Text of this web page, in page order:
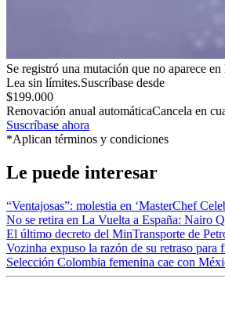
Se registró una mutación que no aparece
Lea sin límites.Suscríbase desde
$199.000
Renovación anual automáticaCancela en
Suscríbase ahora
*Aplican términos y condiciones
Le puede interesar
“Ventajosas”: molestia en ‘MasterChef
No se retira en La Vuelta a España: Nairo
El último decreto del MinTransporte de
Vozinha expuso la razón de su retraso
Selección Colombia femenina cae con